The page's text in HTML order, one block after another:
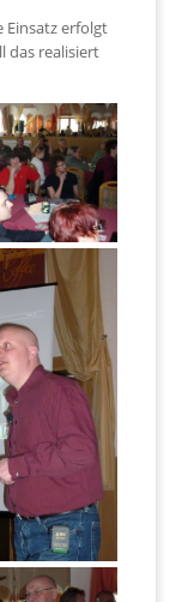
Einsatz erfolgt
das realisiert